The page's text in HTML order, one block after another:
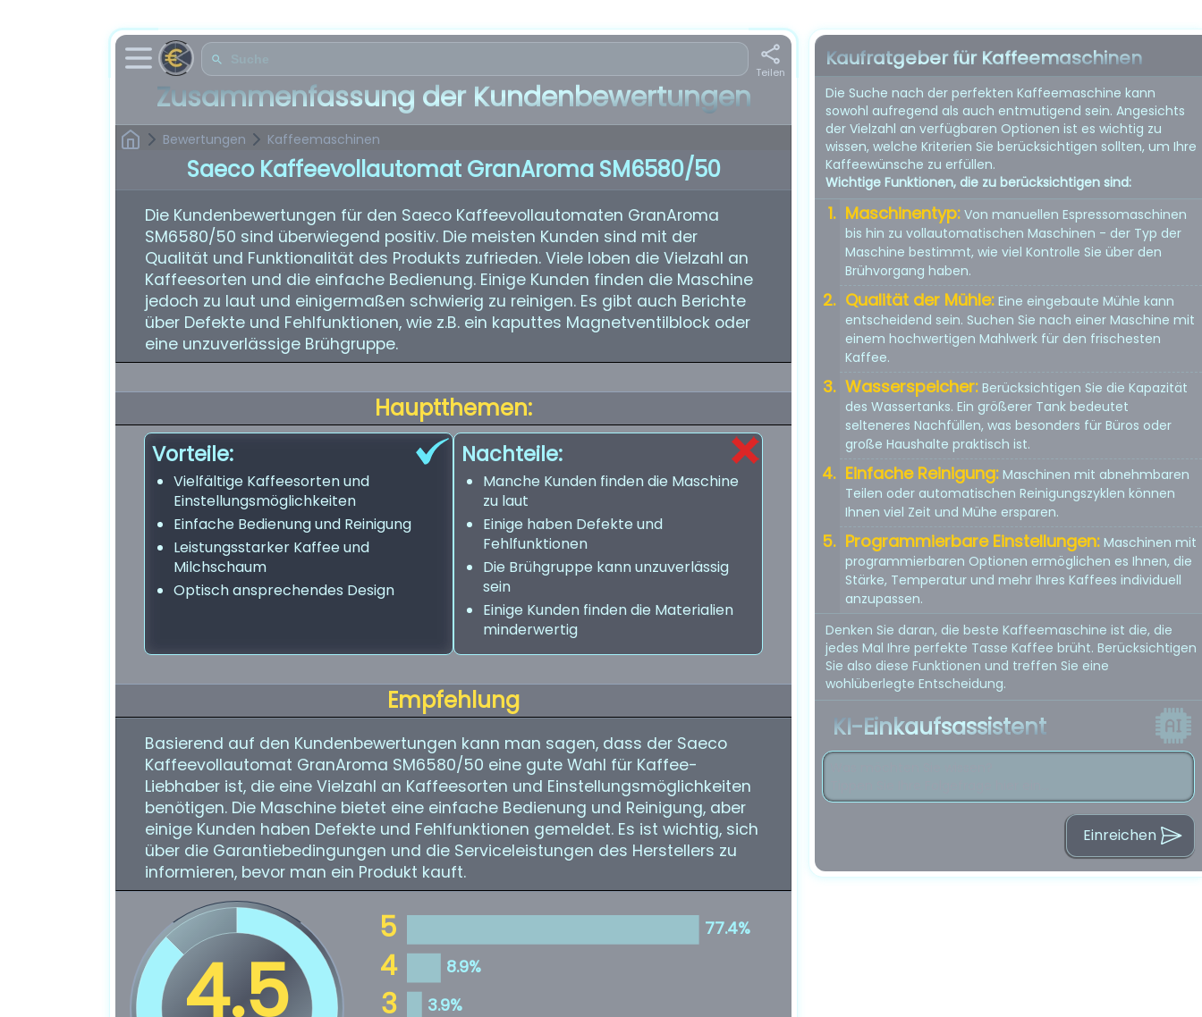
Teilen
Zusammenfassung der Kundenbewertungen
Bewertungen Kaffeemaschinen
Saeco Kaffeevollautomat GranAroma SM6580/50
Die Kundenbewertungen für den Saeco Kaffeevollautomaten GranAroma
SM6580/50 sind überwiegend positiv. Die meisten Kunden sind mit der
Qualität und Funktionalität des Produkts zufrieden. Viele loben die Vielzahl an
Kaffeesorten und die einfache Bedienung. Einige Kunden finden die Maschine
jedoch zu laut und einigermaßen schwierig zu reinigen. Es gibt auch Berichte
über Defekte und Fehlfunktionen, wie z.B. ein kaputtes Magnetventilblock oder
eine unzuverlässige Brühgruppe.
Hauptthemen:
Vorteile:
Vielfältige Kaffeesorten und
Einstellungsmöglichkeiten
Einfache Bedienung und Reinigung
Leistungsstarker Kaffee und
Milchschaum
Optisch ansprechendes Design
Nachteile:
Manche Kunden finden die Maschine
zu laut
Einige haben Defekte und
Fehlfunktionen
Die Brühgruppe kann unzuverlässig
sein
Einige Kunden finden die Materialien
minderwertig
Empfehlung
Basierend auf den Kundenbewertungen kann man sagen, dass der Saeco
Kaffeevollautomat GranAroma SM6580/50 eine gute Wahl für Kaffee-
Liebhaber ist, die eine Vielzahl an Kaffeesorten und Einstellungsmöglichkeiten
benötigen. Die Maschine bietet eine einfache Bedienung und Reinigung, aber
einige Kunden haben Defekte und Fehlfunktionen gemeldet. Es ist wichtig, sich
über die Garantiebedingungen und die Serviceleistungen des Herstellers zu
informieren, bevor man ein Produkt kauft.
Kaufratgeber für Kaffeemaschinen
Die Suche nach der perfekten Kaffeemaschine kann
sowohl aufregend als auch entmutigend sein. Angesichts
der Vielzahl an verfügbaren Optionen ist es wichtig zu
wissen, welche Kriterien Sie berücksichtigen sollten, um Ihre
Kaffeewünsche zu erfüllen.
Wichtige Funktionen, die zu berücksichtigen sind:
Maschinentyp: Von manuellen Espressomaschinen
bis hin zu vollautomatischen Maschinen - der Typ der
Maschine bestimmt, wie viel Kontrolle Sie über den
Brühvorgang haben.
Qualität der Mühle: Eine eingebaute Mühle kann
entscheidend sein. Suchen Sie nach einer Maschine mit
einem hochwertigen Mahlwerk für den frischesten
Kaffee.
Wasserspeicher: Berücksichtigen Sie die Kapazität
des Wassertanks. Ein größerer Tank bedeutet
selteneres Nachfüllen, was besonders für Büros oder
große Haushalte praktisch ist.
Einfache Reinigung: Maschinen mit abnehmbaren
Teilen oder automatischen Reinigungszyklen können
Ihnen viel Zeit und Mühe ersparen.
Programmierbare Einstellungen: Maschinen mit
programmierbaren Optionen ermöglichen es Ihnen, die
Stärke, Temperatur und mehr Ihres Kaffees individuell
anzupassen.
Denken Sie daran, die beste Kaffeemaschine ist die, die
jedes Mal Ihre perfekte Tasse Kaffee brüht. Berücksichtigen
Sie also diese Funktionen und treffen Sie eine
wohlüberlegte Entscheidung.
KI-Einkaufsassistent
Einreichen